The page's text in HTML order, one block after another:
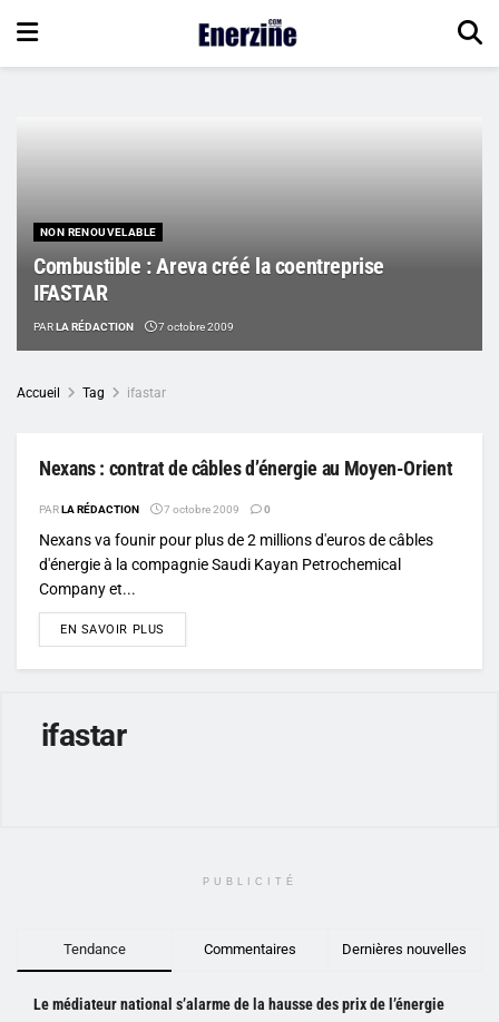
NON RENOUVELABLE
Combustible : Areva créé la coentreprise
IFASTAR
PARLA RÉDACTION 7 octobre 2009
Accueil Tag ifastar
Nexans : contrat de câbles d’énergie au Moyen-Orient
PARLA RÉDACTION 7 octobre 2009 0
Nexans va founir pour plus de 2 millions d'euros de câbles
d'énergie à la compagnie Saudi Kayan Petrochemical
Company et...
EN SAVOIR PLUS
ifastar
PUBLICITÉ
Tendance Commentaires Dernières nouvelles
Le médiateur national s’alarme de la hausse des prix de l’énergie